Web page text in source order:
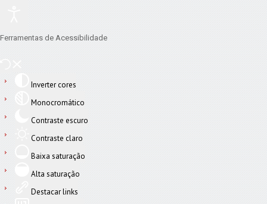
Ferramentas de Acessibilidade
Inverter cores
Monocromático
Contraste escuro
Contraste claro
Baixa saturação
Alta saturação
Destacar links